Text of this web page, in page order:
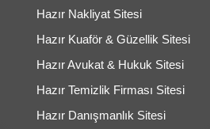
Hazır Nakliyat Sitesi
Hazır Kuaför & Güzellik Sitesi
Hazır Avukat & Hukuk Sitesi
Hazır Temizlik Firması Sitesi
Hazır Danışmanlık Sitesi